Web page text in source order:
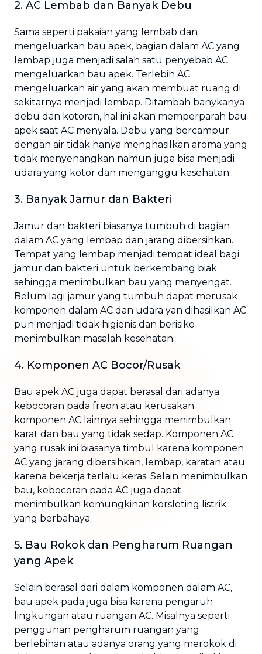
2. AC Lembab dan Banyak Debu
Sama seperti pakaian yang lembab dan
mengeluarkan bau apek, bagian dalam AC yang
lembap juga menjadi salah satu penyebab AC
mengeluarkan bau apek. Terlebih AC
mengeluarkan air yang akan membuat ruang di
sekitarnya menjadi lembap. Ditambah banykanya
debu dan kotoran, hal ini akan memperparah bau
apek saat AC menyala. Debu yang bercampur
dengan air tidak hanya menghasilkan aroma yang
tidak menyenangkan namun juga bisa menjadi
udara yang kotor dan menganggu kesehatan.
3. Banyak Jamur dan Bakteri
Jamur dan bakteri biasanya tumbuh di bagian
dalam AC yang lembap dan jarang dibersihkan.
Tempat yang lembap menjadi tempat ideal bagi
jamur dan bakteri untuk berkembang biak
sehingga menimbulkan bau yang menyengat.
Belum lagi jamur yang tumbuh dapat merusak
komponen dalam AC dan udara yan dihasilkan AC
pun menjadi tidak higienis dan berisiko
menimbulkan masalah kesehatan.
4. Komponen AC Bocor/Rusak
Bau apek AC juga dapat berasal dari adanya
kebocoran pada freon atau kerusakan
komponen AC lainnya sehingga menimbulkan
karat dan bau yang tidak sedap. Komponen AC
yang rusak ini biasanya timbul karena komponen
AC yang jarang dibersihkan, lembap, karatan atau
karena bekerja terlalu keras. Selain menimbulkan
bau, kebocoran pada AC juga dapat
menimbulkan kemungkinan korsleting listrik
yang berbahaya.
5. Bau Rokok dan Pengharum Ruangan
yang Apek
Selain berasal dari dalam komponen dalam AC,
bau apek pada juga bisa karena pengaruh
lingkungan atau ruangan AC. Misalnya seperti
penggunan pengharum ruangan yang
berlebihan atau adanya orang yang merokok di